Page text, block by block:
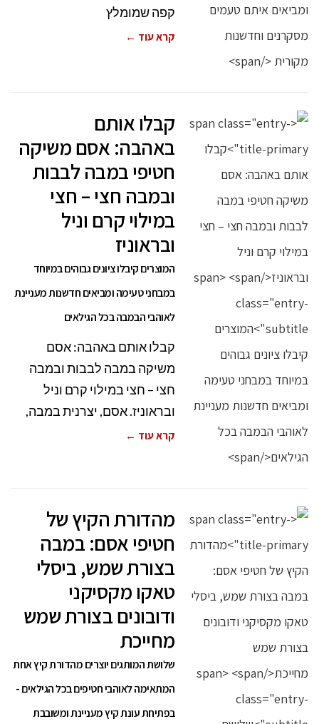
קפה שמומלץ
קרא עוד ←
קבלו אותם
באהבה: אסם משיקה
חטיפי במבה לבבות
ובמבה חצי – חצי
במילוי קרם וניל
ובראוניז
המוצרים קיבלו ציונים גבוהים במיוחד
במבחני טעימה ומביאים חדשנות מעניינת
לאוהבי הבמבה בכל הגילאים
קבלו אותם באהבה: אסם
משיקה במבה לבבות ובמבה
חצי – חצי במילוי קרם וניל
ובראוניז. אסם, יצרנית במבה,
קרא עוד ←
מהדורת הקיץ של
חטיפי אסם: במבה
בצורת שמש, ביסלי
טאקו מקסיקני
ודובונים בצורת שמש
מחייכת
שלושת המותגים יוצרים מהדורת קיץ אחת
המתאימה לאוהבי חטיפים בכל הגילאים -
בפתיחת עונת קיץ מעניינת ומשובבת